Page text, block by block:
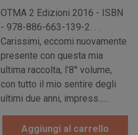
OTMA 2 Edizioni 2016 - ISBN
- 978-886-663-139-2. . .
Carissimi, eccomi nuovamente
presente con questa mia
ultima raccolta, l’8° volume,
con tutto il mio sentire degli
ultimi due anni, impress......
Aggiungi al carrello